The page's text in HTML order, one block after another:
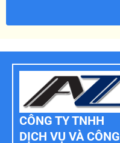
CÔNG TY TNHH
DỊCH VỤ VÀ CÔNG